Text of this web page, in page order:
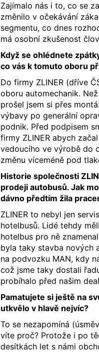
Zajímalo nás i to, co se
změnilo v očekávání
segmentu, co dnes
má osobní zkušenost
Když se ohlédnete
co vás k tomuto oboru
Do firmy ZLINER (dříve
oboru automechanik.
prošel jsem si přes
výbavy po generální
podnik. Před podpisem
firmy ZLINER abych
vedoucího ve výrobě do
změnu víceméně pod
Historie společnosti
prodeji autobusů. Jak
dávno předtím žila
ZLINER to nebyl jen
hotelbusů. Lidé tehdy
hotelbus pro ně
byla taky stavba nových
na podvozku MAN, kdy
což jsme taky dostali
probíhalo před našim
Pamatujete si ještě na
utkvělo v hlavě nejvíc?
To se nezapomíná
víte proč? Protože i po
desítkách let s námi